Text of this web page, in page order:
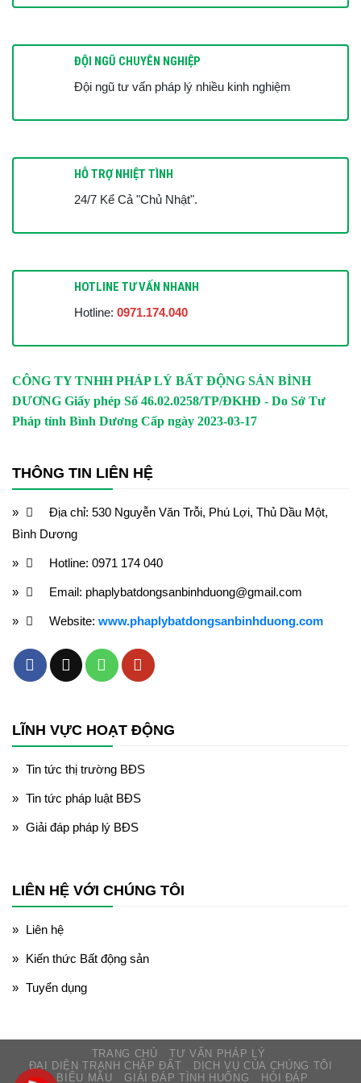
có xử lý để thu hồi nợ được không? Vì ngoài thửa đất và căn
ĐỘI NGŨ CHUYÊN NGHIỆP
Đội ngũ tư vấn pháp lý nhiều kinh nghiệm
HỖ TRỢ NHIỆT TÌNH
24/7 Kể Cả "Chủ Nhật".
HOTLINE TƯ VẤN NHANH
Hotline: 0971.174.040
CÔNG TY TNHH PHÁP LÝ BẤT ĐỘNG SẢN BÌNH
DƯƠNG Giấy phép Số 46.02.0258/TP/ĐKHĐ - Do Sở Tư
Pháp tỉnh Bình Dương Cấp ngày 2023-03-17
THÔNG TIN LIÊN HỆ
Địa chỉ: 530 Nguyễn Văn Trỗi, Phú Lợi, Thủ Dầu Một,
Bình Dương
Hotline: 0971 174 040
Email: phaplybatdongsanbinhduong@gmail.com
Website: www.phaplybatdongsanbinhduong.com
LĨNH VỰC HOẠT ĐỘNG
Tin tức thị trường BĐS
Tin tức pháp luật BĐS
Giải đáp pháp lý BĐS
LIÊN HỆ VỚI CHÚNG TÔI
Liên hệ
Kiến thức Bất động sản
Tuyển dụng
TRANG CHỦ
TƯ VẤN PHÁP LÝ
ĐẠI DIỆN TRANH CHẤP ĐẤT
DỊCH VỤ CỦA CHÚNG TÔI
BIỂU MẪU
GIẢI ĐÁP TÌNH HUỐNG HỎI ĐÁP